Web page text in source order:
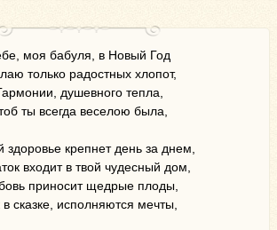
моя бабуля, в Новый Год
только радостных хлопот,
душевного тепла,
ты всегда веселою была,
здоровье крепнет день за днем,
входит в твой чудесный дом,
приносит щедрые плоды,
в сказке, исполняются мечты,